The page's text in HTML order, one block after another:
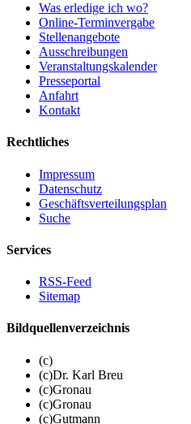
Was erledige ich wo?
Online-Terminvergabe
Stellenangebote
Ausschreibungen
Veranstaltungskalender
Presseportal
Anfahrt
Kontakt
Rechtliches
Impressum
Datenschutz
Geschäftsverteilungsplan
Suche
Services
RSS-Feed
Sitemap
Bildquellenverzeichnis
(c)
(c)Dr. Karl Breu
(c)Gronau
(c)Gronau
(c)Gutmann